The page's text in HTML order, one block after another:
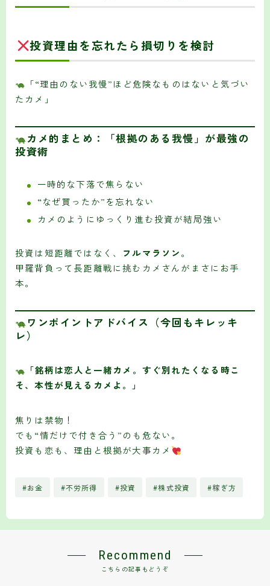
投資理由を忘れたら損切りを検討
「“理由のない我慢”ほど危険なものはないと気づい
たカメ」
カメ的まとめ：「根拠のある我慢」が最強の
投資術
一時的な下落で焦らない
“なぜ買ったか”を忘れない
カメのようにゆっくり進む投資が結局強い
投資は短距離ではなく、 フルマラソン。
甲羅背負って長距離戦に挑むカメさんがまさにお手
本。
ワンポイントアドバイス（今回もキレッキ
レ）
「銘柄は恋人と一緒カメ。すぐ別れたくなる時こ
そ、本性が見えるカメよ。」
焦りは禁物！
でも“情だけで付き合う”のも危ない。
投資も恋も、理由と根拠が大事カメ
#お金 #不労所得 #投資 #株式投資 #稼ぎ方
Recommend
こちらの記事もどうぞ